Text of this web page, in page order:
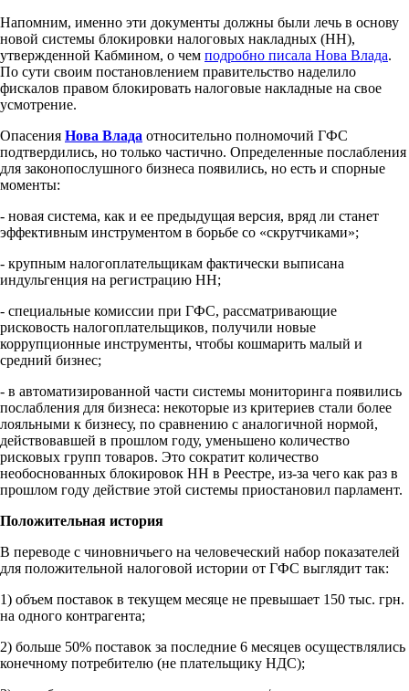
Напомним, именно эти документы должны были лечь в основу
новой системы блокировки налоговых накладных (НН),
утвержденной Кабмином, о чем подробно писала Нова Влада.
По сути своим постановлением правительство наделило
фискалов правом блокировать налоговые накладные на свое
усмотрение.
Опасения Нова Влада относительно полномочий ГФС
подтвердились, но только частично. Определенные послабления
для законопослушного бизнеса появились, но есть и спорные
моменты:
- новая система, как и ее предыдущая версия, вряд ли станет
эффективным инструментом в борьбе со «скрутчиками»;
- крупным налогоплательщикам фактически выписана
индульгенция на регистрацию НН;
- специальные комиссии при ГФС, рассматривающие
рисковость налогоплательщиков, получили новые
коррупционные инструменты, чтобы кошмарить малый и
средний бизнес;
- в автоматизированной части системы мониторинга появились
послабления для бизнеса: некоторые из критериев стали более
лояльными к бизнесу, по сравнению с аналогичной нормой,
действовавшей в прошлом году, уменьшено количество
рисковых групп товаров. Это сократит количество
необоснованных блокировок НН в Реестре, из-за чего как раз в
прошлом году действие этой системы приостановил парламент.
Положительная история
В переводе с чиновничьего на человеческий набор показателей
для положительной налоговой истории от ГФС выглядит так:
1) объем поставок в текущем месяце не превышает 150 тыс. грн.
на одного контрагента;
2) больше 50% поставок за последние 6 месяцев осуществлялись
конечному потребителю (не плательщику НДС);